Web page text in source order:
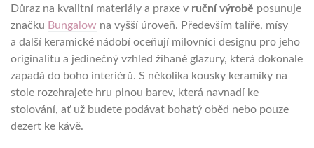
Důraz na kvalitní materiály a praxe v ruční výrobě posunuje
značku Bungalow na vyšší úroveň. Především talíře, mísy
a další keramické nádobí oceňují milovníci designu pro jeho
originalitu a jedinečný vzhled žíhané glazury, která dokonale
zapadá do boho interiérů. S několika kousky keramiky na
stole rozehrajete hru plnou barev, která navnadí ke
stolování, ať už budete podávat bohatý oběd nebo pouze
dezert ke kávě.